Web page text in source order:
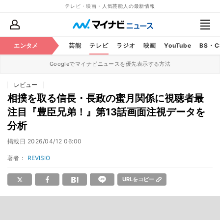
テレビ・映画・人気芸能人の最新情報
エンタメ 芸能 テレビ ラジオ 映画 YouTube BS・
Googleでマイナビニュースを優先表示する方法
レビュー
相撲を取る信長・長政の蜜月関係に視聴者最
注目『豊臣兄弟！』第13話画面注視データを
分析
掲載日 2026/04/12 06:00
著者： REVISIO
URLをコピー